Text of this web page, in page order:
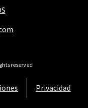
Privacidad
reserved